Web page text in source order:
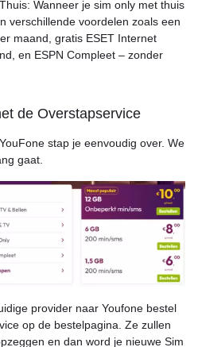
Wanneer je sim only met thuis
verschillende voordelen zoals een
maand, gratis ESET Internet
en ESPN Compleet – zonder
de Overstapservice
stap je eenvoudig over. We
gaat.
provider naar Youfone bestel
op de bestelpagina. Ze zullen
en dan word je nieuwe Sim